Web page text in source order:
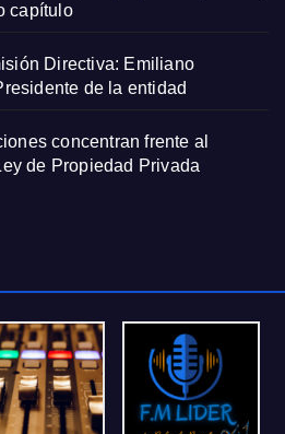
capítulo
Directiva: Emiliano
de la entidad
concentran frente al
de Propiedad Privada